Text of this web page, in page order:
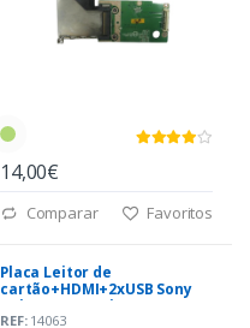
14,00€
Comparar Favoritos
Placa Leitor de
cartão+HDMI+2xUSB Sony
Vaio VPCZ1 Series (1-881-
480-11)
REF:14063